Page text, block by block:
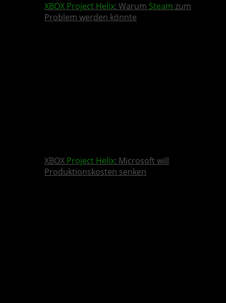
XBOX Project Helix: Warum Steam zum
Problem werden könnte
XBOX Project Helix: Microsoft will
Produktionskosten senken